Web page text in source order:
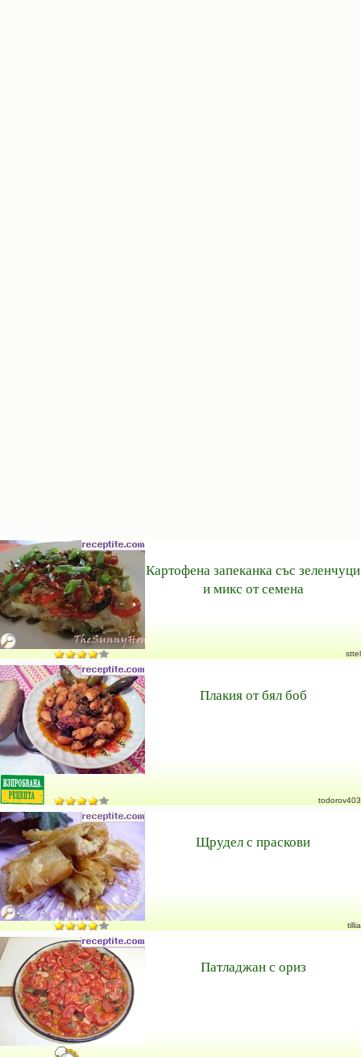
Картофена запеканка със зеленчуци
и микс от семена
sttel
Плакия от бял боб
todorov403
Щрудел с праскови
tillia
Патладжан с ориз